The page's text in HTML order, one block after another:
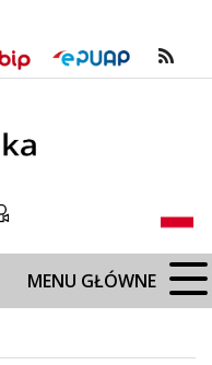
MENU GŁÓWNE